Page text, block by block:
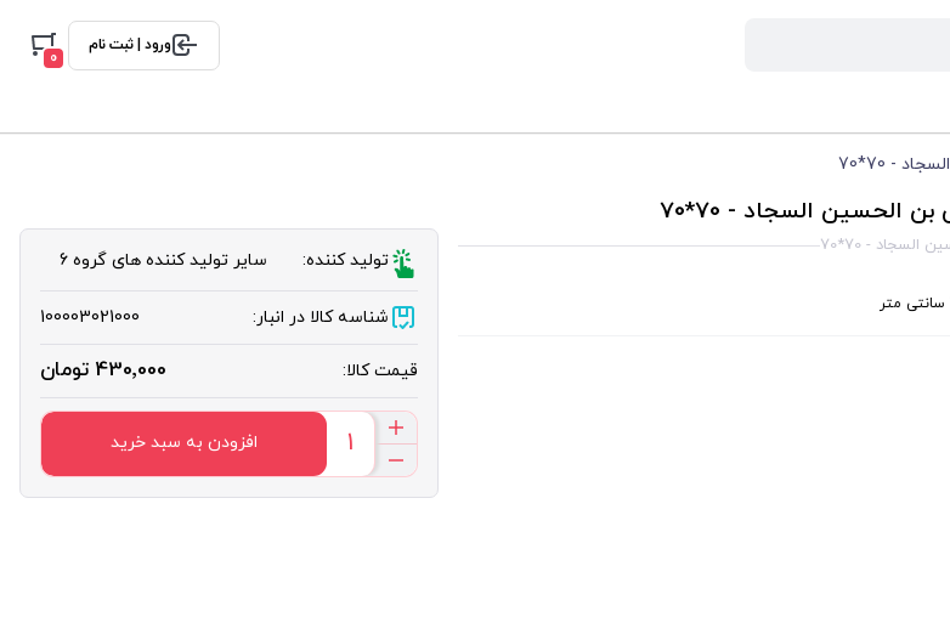
ورود | ثبت نام
0
- 70*70
الحسین السجاد - 70*70
- 70*70
تولید کننده: سایر تولید کننده های گروه 6
شناسه کالا در انبار: 100003021000
قیمت کالا: 430٬000 تومان
افزودن به سبد خرید